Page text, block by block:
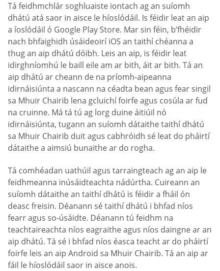
Tá feidhmchlár soghluaiste iontach ag an suíomh
dhátú atá saor in aisce le híoslódáil. Is féidir leat an aip
a íoslódáil ó Google Play Store. Mar sin féin, b’fhéidir
nach bhfaighidh úsáideoirí iOS an taithí chéanna a
thug an aip dhátú dóibh. Leis an aip, is féidir leat
idirghníomhú le baill eile am ar bith, áit ar bith. Tá an
aip dhátú ar cheann de na príomh-aipeanna
idirnáisiúnta a nascann na céadta bean agus fear singil
sa Mhuir Chairib lena gcluichí foirfe agus cosúla ar fud
na cruinne. Má tá tú ag lorg duine áitiúil nó
idirnáisiúnta, tugann an suíomh dátaithe taithí dhátú
sa Mhuir Chairib duit agus cabhróidh sé leat do pháirtí
dátaithe a aimsiú bunaithe ar do rogha.
Tá comhéadan uathúil agus tarraingteach ag an aip le
feidhmeanna inúsáidteachta nádúrtha. Cuireann an
suíomh dátaithe an taithí dhátú is féidir a fháil ón
deasc freisin. Déanann sé taithí dhátú i bhfad níos
fearr agus so-úsáidte. Déanann tú feidhm na
teachtaireachta níos eagraithe agus níos daingne ar an
aip dhátú. Tá sé i bhfad níos éasca teacht ar do pháirtí
foirfe leis an aip Android sa Mhuir Chairib. Tá an aip ar
fáil le híoslódáil saor in aisce anois.